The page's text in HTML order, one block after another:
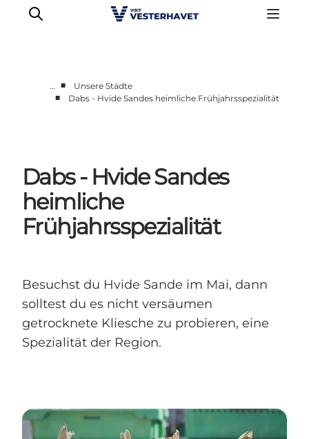
Essen & Übernachtung
Tickets kaufen
Plane deine Reise
… ■
Unsere Städte
■
Dabs - Hvide Sandes heimliche Frühjahrsspezialität
Dabs - Hvide Sandes
heimliche
Frühjahrsspezialität
Besuchst du Hvide Sande im Mai, dann
solltest du es nicht versäumen
getrocknete Kliesche zu probieren, eine
Spezialität der Region.